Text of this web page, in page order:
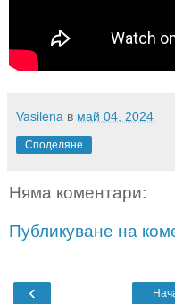
Vasilena в май 04, 2024
Споделяне
Няма коментари:
Публикуване на
‹